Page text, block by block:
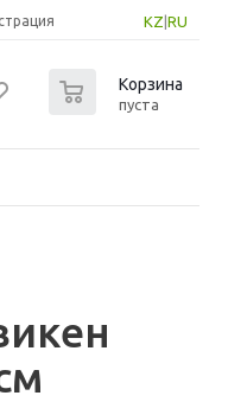
KZ RU
Корзина
пуста